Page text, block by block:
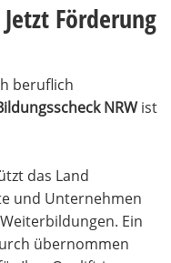
Förderung
beruflich
NRWist
das Land
und Unternehmen
Ein
übernommen